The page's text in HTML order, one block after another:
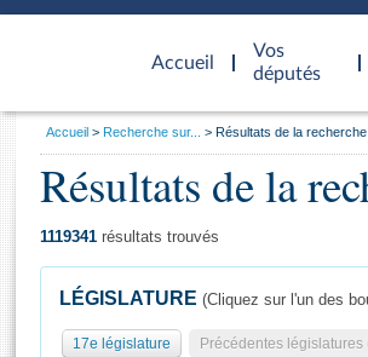
Accueil
d'accueil
Vos
députés
Général
Vous
Accueil Recherche sur... Résultats de la recherche
Résultats de la
1119341 résultats trouvés
LÉGISLATURE (Cliquez sur l'un des
17e législature Précédentes législatures